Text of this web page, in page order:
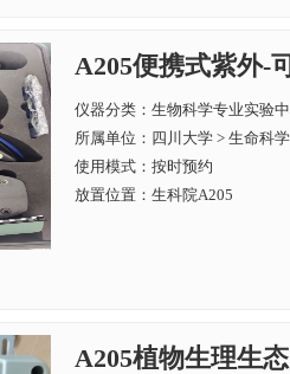
A205便携式紫外-
仪器分类：生物科学专业实验
所属单位： 四川大学 > 生命科
使用模式：按时预约
放置位置：生科院A205
A205植物生理生